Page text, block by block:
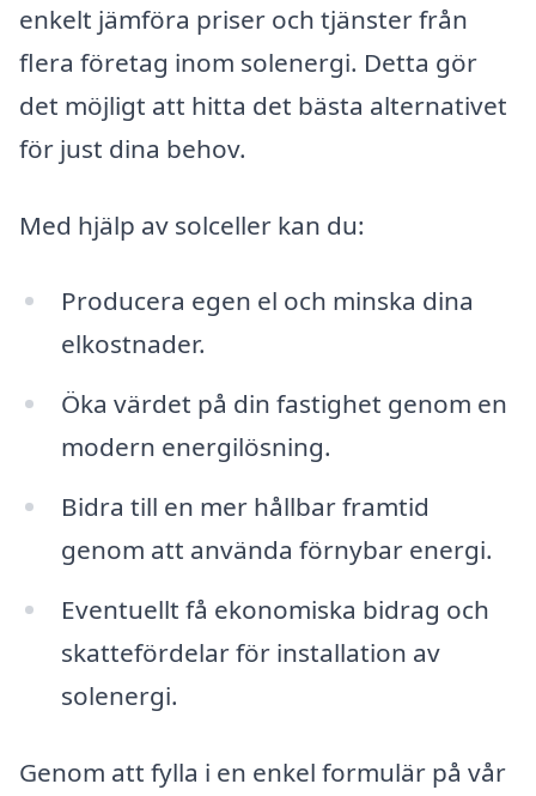
enkelt jämföra priser och tjänster från
flera företag inom solenergi. Detta gör
det möjligt att hitta det bästa alternativet
för just dina behov.
Med hjälp av solceller kan du:
Producera egen el och minska dina
elkostnader.
Öka värdet på din fastighet genom en
modern energilösning.
Bidra till en mer hållbar framtid
genom att använda förnybar energi.
Eventuellt få ekonomiska bidrag och
skattefördelar för installation av
solenergi.
Genom att fylla i en enkel formulär på vår